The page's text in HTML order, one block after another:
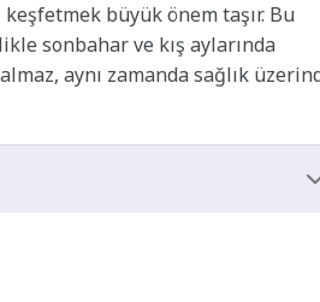
büyük önem taşır. Bu
sonbahar ve kış aylarında
aynı zamanda sağlık